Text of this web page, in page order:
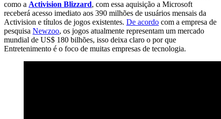
como a Activision Blizzard, com essa aquisição a Microsoft
receberá acesso imediato aos 390 milhões de usuários mensais da
Activision e títulos de jogos existentes. De acordo com a empresa de
pesquisa Newzoo, os jogos atualmente representam um mercado
mundial de US$ 180 bilhões, isso deixa claro o por que
Entretenimento é o foco de muitas empresas de tecnologia.